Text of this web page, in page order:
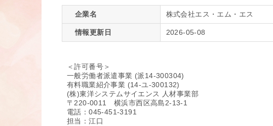
企業名 株式会社エス・エム・エス
情報更新日 2026-05-08
＜許可番号＞
一般労働者派遣事業 (派14-300304)
有料職業紹介事業 (14-ユ-300132)
(株)東洋システムサイエンス 人材事業部
〒220-0011 横浜市西区高島2-13-1
電話：045-451-3191
担当：江口